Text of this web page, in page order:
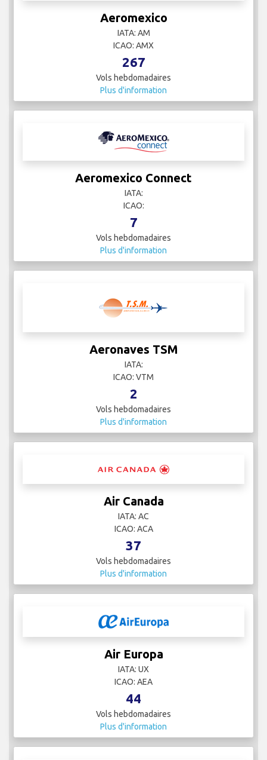
Aeromexico
IATA: AM
ICAO: AMX
267
Vols hebdomadaires
Plus d'information
Aeromexico Connect
IATA:
ICAO:
7
Vols hebdomadaires
Plus d'information
Aeronaves TSM
IATA:
ICAO: VTM
2
Vols hebdomadaires
Plus d'information
Air Canada
IATA: AC
ICAO: ACA
37
Vols hebdomadaires
Plus d'information
Air Europa
IATA: UX
ICAO: AEA
44
Vols hebdomadaires
Plus d'information